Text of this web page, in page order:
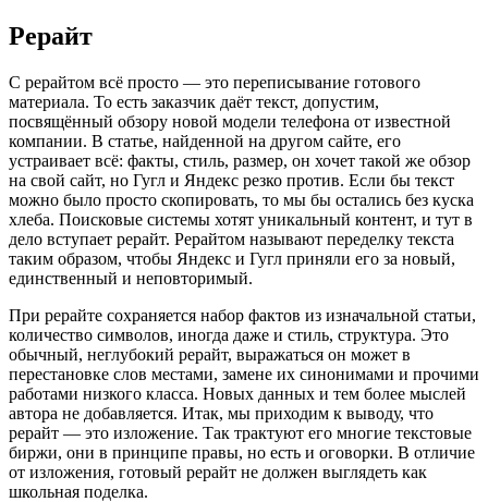
Рерайт
С рерайтом всё просто — это переписывание готового
материала. То есть заказчик даёт текст, допустим,
посвящённый обзору новой модели телефона от известной
компании. В статье, найденной на другом сайте, его
устраивает всё: факты, стиль, размер, он хочет такой же обзор
на свой сайт, но Гугл и Яндекс резко против. Если бы текст
можно было просто скопировать, то мы бы остались без куска
хлеба. Поисковые системы хотят уникальный контент, и тут в
дело вступает рерайт. Рерайтом называют переделку текста
таким образом, чтобы Яндекс и Гугл приняли его за новый,
единственный и неповторимый.
При рерайте сохраняется набор фактов из изначальной статьи,
количество символов, иногда даже и стиль, структура. Это
обычный, неглубокий рерайт, выражаться он может в
перестановке слов местами, замене их синонимами и прочими
работами низкого класса. Новых данных и тем более мыслей
автора не добавляется. Итак, мы приходим к выводу, что
рерайт — это изложение. Так трактуют его многие текстовые
биржи, они в принципе правы, но есть и оговорки. В отличие
от изложения, готовый рерайт не должен выглядеть как
школьная поделка.